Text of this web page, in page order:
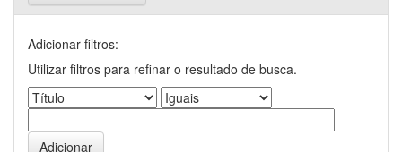
Adicionar filtros:
Utilizar filtros para refinar o resultado de busca.